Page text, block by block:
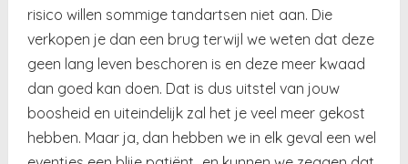
risico willen sommige tandartsen niet aan. Die
verkopen je dan een brug terwijl we weten dat deze
geen lang leven beschoren is en deze meer kwaad
dan goed kan doen. Dat is dus uitstel van jouw
boosheid en uiteindelijk zal het je veel meer gekost
hebben. Maar ja, dan hebben we in elk geval een wel